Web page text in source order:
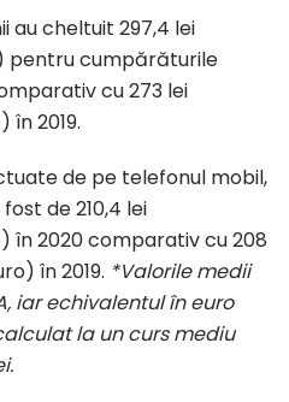
au cheltuit 297,4 lei
pentru cumpărăturile
cu 273 lei
în 2019.
de pe telefonul mobil,
de 210,4 lei
în 2020 comparativ cu 208
în 2019. *Valorile medii
iar echivalentul în euro
la un curs mediu